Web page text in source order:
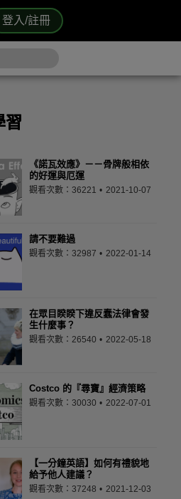
登入/註冊
習
《諾瓦效應》－－骨牌般相依
的好運與厄運
觀看次數：36221 2021-10-07
請不要難過
觀看次數：32987 2022-01-14
在眾目睽睽下違反蠢法律會發
生什麼事？
觀看次數：26540 2022-05-18
Costco 的『尋寶』經濟策略
觀看次數：30030 2022-07-01
【一分鐘英語】如何有禮貌地
給予他人建議？
觀看次數：37248 2021-12-03